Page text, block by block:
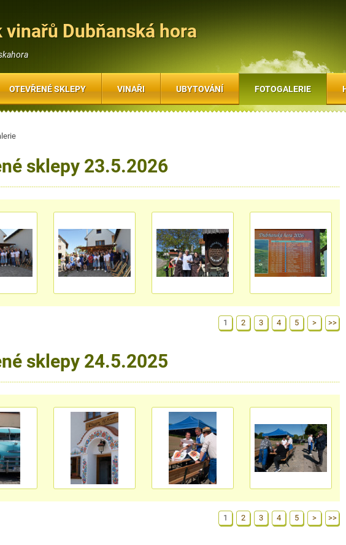
vinařů Dubňanská hora
sklepy 23.5.2026
1 2 3 4 5 > >>
sklepy 24.5.2025
1 2 3 4 5 > >>
OTEVŘENÉ SKLEPY VINAŘI UBYTOVÁNÍ FOTOGALERIE